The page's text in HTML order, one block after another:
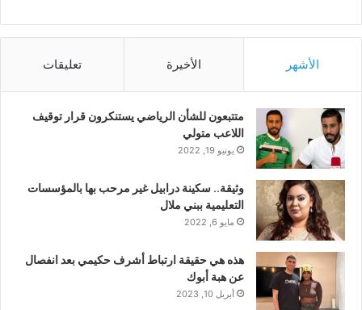
الأشهر الأخيرة تعليقات
متتبعون للشأن الرياضي يستنكرون قرار توقيف
اللاعب متولي
يونيو 19, 2022
وثيقة.. سكينة درابيل غير مرحب بها بالمؤسسات
التعليمية ببني ملال
مايو 6, 2022
هذه هي حقيقة ارتباط أشرف حكيمي بعد انفصال
عن هبة أبوك
أبريل 10, 2023